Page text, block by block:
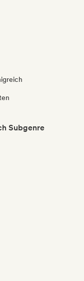
Subgenre